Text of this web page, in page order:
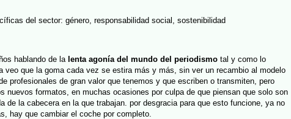
del sector: género, responsabilidad social, sostenibilidad
hablando de la lenta agonía del mundo del periodismo tal y como lo
veo que la goma cada vez se estira más y más, sin ver un recambio al modelo
profesionales de gran valor que tenemos y que escriben o transmiten, pero
nuevos formatos, en muchas ocasiones por culpa de que piensan que solo son
de la cabecera en la que trabajan. por desgracia para que esto funcione, ya no
hay que cambiar el coche por completo.